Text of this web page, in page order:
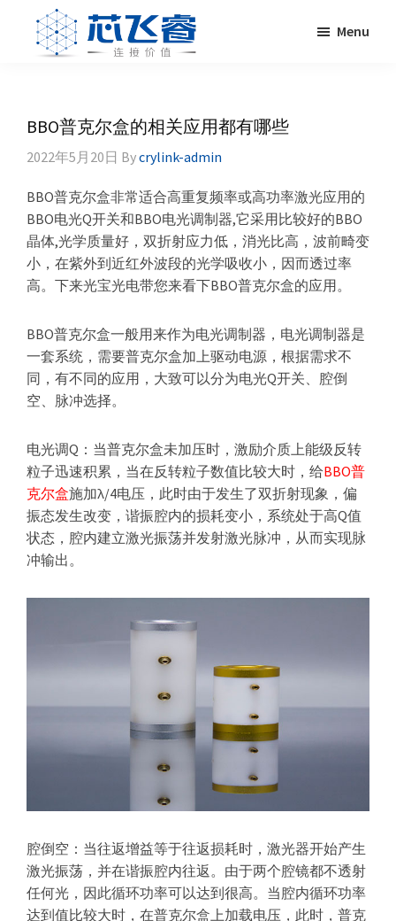
primary
primary
体，
非
性
晶
体，
调
Q
体，
激
光
器
Menu
BBO普克尔盒的相关应用都有哪些
2022年5月20日 Bycrylink-admin
BBO普克尔盒非常适合高重复频率或高功率激光应用的
BBO电光Q开关和BBO电光调制器,它采用比较好的BBO
晶体,光学质量好，双折射应力低，消光比高，波前畸变
小，在紫外到近红外波段的光学吸收小，因而透过率
高。下来光宝光电带您来看下BBO普克尔盒的应用。
BBO普克尔盒一般用来作为电光调制器，电光调制器是
一套系统，需要普克尔盒加上驱动电源，根据需求不
同，有不同的应用，大致可以分为电光Q开关、腔倒
空、脉冲选择。
电光调Q：当普克尔盒未加压时，激励介质上能级反转
粒子迅速积累，当在反转粒子数值比较大时，给BBO普
克尔盒施加λ/4电压，此时由于发生了双折射现象，偏
振态发生改变，谐振腔内的损耗变小，系统处于高Q值
状态，腔内建立激光振荡并发射激光脉冲，从而实现脉
冲输出。
腔倒空：当往返增益等于往返损耗时，激光器开始产生
激光振荡，并在谐振腔内往返。由于两个腔镜都不透射
任何光，因此循环功率可以达到很高。当腔内循环功率
达到值比较大时，在普克尔盒上加载电压，此时，普克